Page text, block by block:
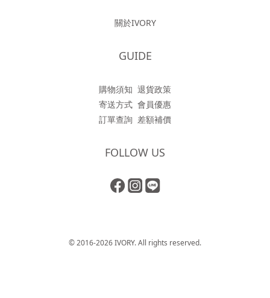
關於IVORY
GUIDE
購物須知 退貨政策
寄送方式 會員優惠
訂單查詢 差額補價
FOLLOW US
© 2016-2026 IVORY. All rights reserved.